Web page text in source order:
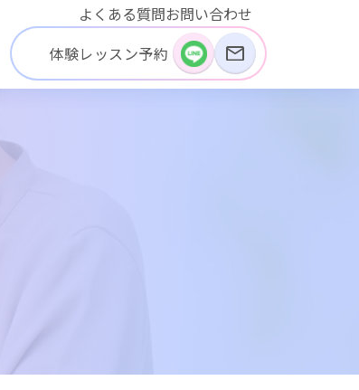
よくある質問お問い合わせ
体験レッスン予約